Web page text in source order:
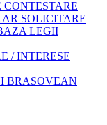
SOLICITARE
LEGII
/ INTERESE
BRASOVEAN